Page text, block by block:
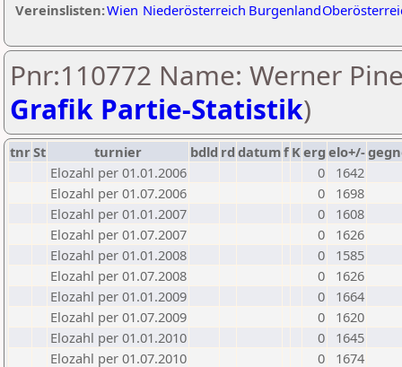
Vereinslisten:Wien Niederösterreich Burgenland
Pnr:110772 Name: Werner
Grafik Partie-Statistik)
tnrSt turnier bdld rd datumf Kerg elo+/-
Elozahl per 01.01.2006
0
1642
Elozahl per 01.07.2006
0
1698
Elozahl per 01.01.2007
0
1608
Elozahl per 01.07.2007
0
1626
Elozahl per 01.01.2008
0
1585
Elozahl per 01.07.2008
0
1626
Elozahl per 01.01.2009
0
1664
Elozahl per 01.07.2009
0
1620
Elozahl per 01.01.2010
0
1645
Elozahl per 01.07.2010
0
1674